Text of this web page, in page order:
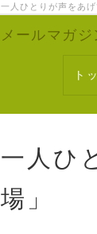
一人ひとりが声を
メールマガジ
ト
一人ひ
場」